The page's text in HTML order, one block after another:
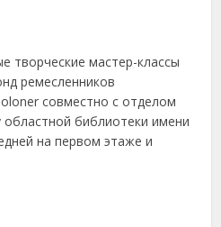
творческие мастер-классы
ремесленников
совместно с отделом
областной библиотеки имени
на первом этаже и